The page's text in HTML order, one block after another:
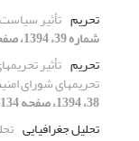
تحریم تأثیر
شماره 39، 1394، صفحه 1-32]
تحریم تأثیر
تحریمهای شورای
38، 1394، صفحه 134-173]
تحلیل جغرافیایی